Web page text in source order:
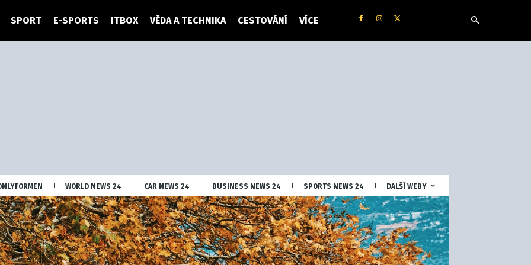
SPORT E-SPORTS ITBOX VĚDA A TECHNIKA CESTOVÁNÍ VÍCE
WORLD NEWS 24 CAR NEWS 24 BUSINESS NEWS 24 SPORTS NEWS 24 DALŠÍ WEBY